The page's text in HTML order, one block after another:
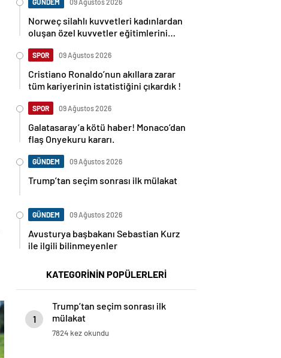
GÜNDEM 09 Ağustos 2026
Norweç silahlı kuvvetleri kadınlardan
oluşan özel kuvvetler eğitimlerini
SPOR 09 Ağustos 2026
Cristiano Ronaldo’nun akıllara zarar
tüm kariyerinin istatistiğini çıkardık !
SPOR 09 Ağustos 2026
Galatasaray’a kötü haber! Monaco’dan
flaş Onyekuru kararı.
GÜNDEM 09 Ağustos 2026
Trump’tan seçim sonrası ilk mülakat
GÜNDEM 09 Ağustos 2026
Avusturya başbakanı Sebastian Kurz
ile ilgili bilinmeyenler
KATEGORİNİN POPÜLERLERİ
1
Trump’tan seçim sonrası ilk
mülakat
7824 kez okundu